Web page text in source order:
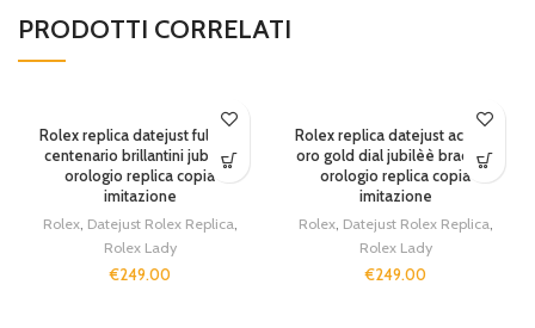
PRODOTTI CORRELATI
Rolex replica datejust full oro
centenario brillantini jubilèè
orologio replica copia
imitazione
Rolex, Datejust Rolex Replica
Rolex Lady
€249.00
Rolex replica datejust acciaio
oro gold dial jubilèè bracelet
orologio replica copia
imitazione
Rolex, Datejust Rolex Replica
Rolex Lady
€249.00